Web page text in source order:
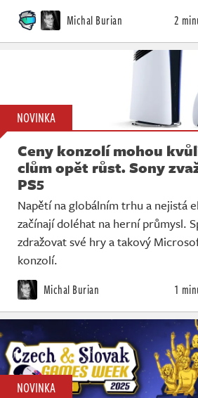
Michal Burian 2
NOVINKA
Ceny konzolí mohou
clům opět růst. Sony
PS5
Napětí na globálním trhu a nejistá
začínají doléhat na herní průmysl.
zdražovat své hry a takový
konzolí.
Michal Burian 1
NOVINKA